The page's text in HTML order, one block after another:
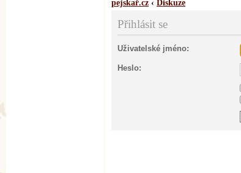
pejskař.cz ‹ Diskuze
Přihlásit se
Uživatelské jméno:
Heslo: